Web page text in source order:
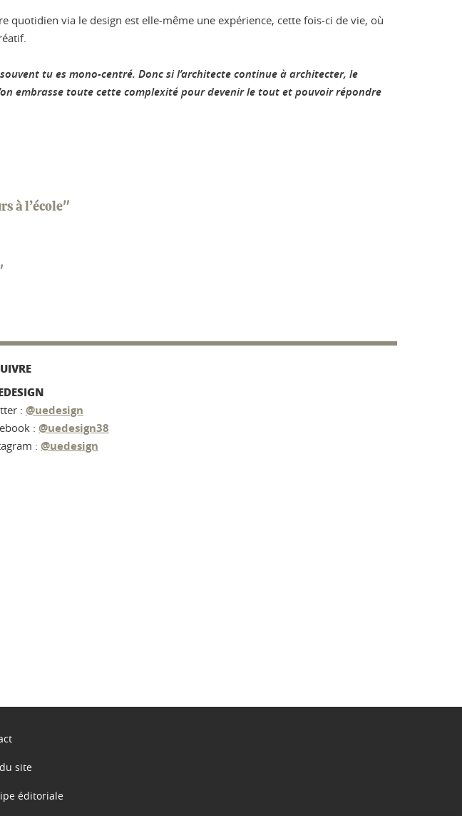
via le design est elle-même une expérience, cette fois-ci de vie, où
tu es mono-centré. Donc si l’architecte continue à architecter, le
embrasse toute cette complexité pour devenir le tout et pouvoir répondre
à l’école"
: @uedesign
: @uedesign38
: @uedesign
site
éditoriale